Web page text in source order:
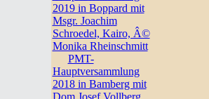
2019 in Boppard mit
Msgr. Joachim
Schroedel, Kairo, Â©
Monika Rheinschmitt
PMT-
Hauptversammlung
2018 in Bamberg mit
Dom Josef Vollberg